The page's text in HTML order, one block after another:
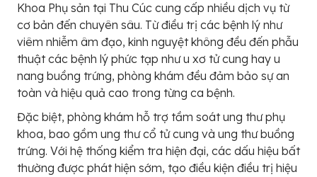
Khoa Phụ sản tại Thu Cúc cung cấp nhiều dịch vụ từ
cơ bản đến chuyên sâu. Từ điều trị các bệnh lý như
viêm nhiễm âm đạo, kinh nguyệt không đều đến phẫu
thuật các bệnh lý phức tạp như u xơ tử cung hay u
nang buồng trứng, phòng khám đều đảm bảo sự an
toàn và hiệu quả cao trong từng ca bệnh.
Đặc biệt, phòng khám hỗ trợ tầm soát ung thư phụ
khoa, bao gồm ung thư cổ tử cung và ung thư buồng
trứng. Với hệ thống kiểm tra hiện đại, các dấu hiệu bất
thường được phát hiện sớm, tạo điều kiện điều trị hiệu